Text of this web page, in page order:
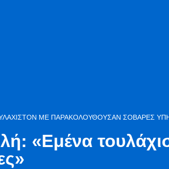
ΜΕ ΠΑΡΑΚΟΛΟΥΘΟΎΣΑΝ ΣΟΒΑΡΈΣ
«Εμένα